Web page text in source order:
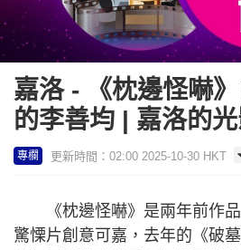
嘉洛 - 《枕邊怪嚇
的李善均 | 嘉洛的
專欄 更新時間：02:00 2025-10-30 HKT
《枕邊怪嚇》是兩年前作品
驚慄片創意可嘉，去年的《破